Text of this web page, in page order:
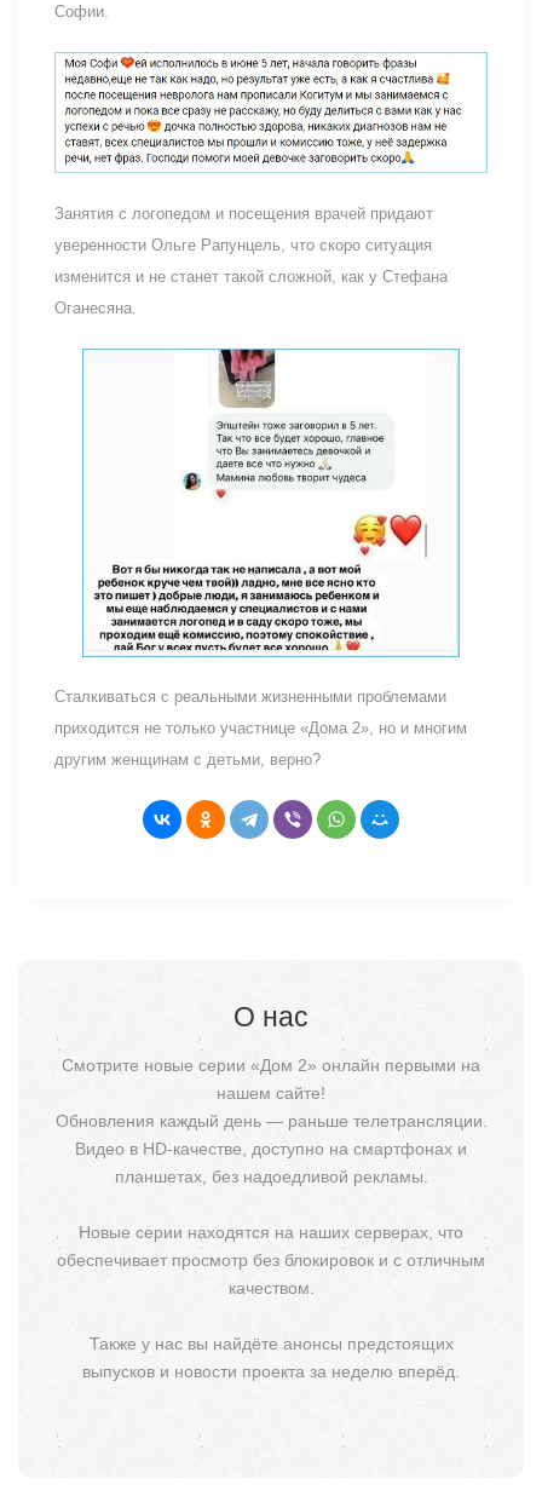
Софии.
Занятия с логопедом и посещения врачей придают
уверенности Ольге Рапунцель, что скоро ситуация
изменится и не станет такой сложной, как у Стефана
Оганесяна.
Сталкиваться с реальными жизненными проблемами
приходится не только участнице «Дома 2», но и многим
другим женщинам с детьми, верно?
О нас
Смотрите новые серии «Дом 2» онлайн первыми на
нашем сайте!
Обновления каждый день — раньше телетрансляции.
Видео в HD-качестве, доступно на смартфонах и
планшетах, без надоедливой рекламы.
Новые серии находятся на наших серверах, что
обеспечивает просмотр без блокировок и с отличным
качеством.
Также у нас вы найдёте анонсы предстоящих
выпусков и новости проекта за неделю вперёд.